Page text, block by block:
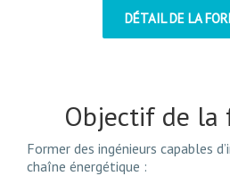
DÉTAIL DE LA
Objectif de la
Former des ingénieurs capables
chaîne énergétique :